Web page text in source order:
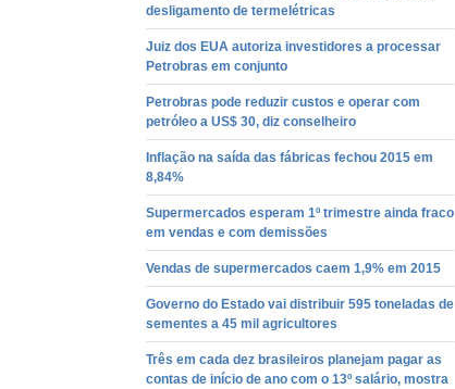
desligamento de termelétricas
Juiz dos EUA autoriza investidores a processar
Petrobras em conjunto
Petrobras pode reduzir custos e operar com
petróleo a US$ 30, diz conselheiro
Inflação na saída das fábricas fechou 2015 em
8,84%
Supermercados esperam 1º trimestre ainda fraco
em vendas e com demissões
Vendas de supermercados caem 1,9% em 2015
Governo do Estado vai distribuir 595 toneladas de
sementes a 45 mil agricultores
Três em cada dez brasileiros planejam pagar as
contas de início de ano com o 13º salário, mostra